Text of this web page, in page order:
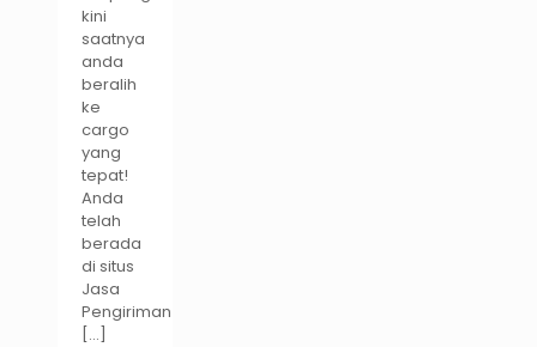
kini
saatnya
anda
beralih
ke
cargo
yang
tepat!
Anda
telah
berada
di situs
Jasa
Pengiriman
[…]